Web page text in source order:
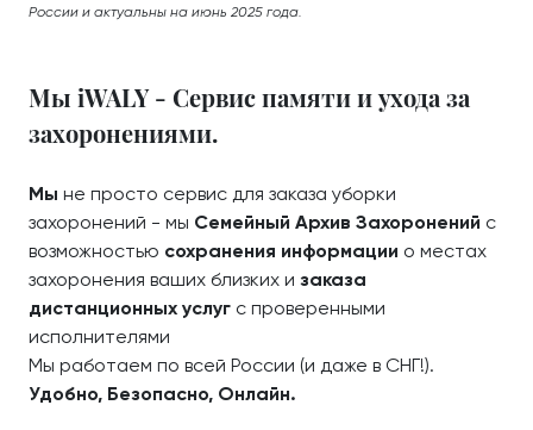
России и актуальны на июнь 2025 года.
Мы iWALY - Сервис памяти и ухода за
захоронениями.
Мы не просто сервис для заказа уборки
захоронений - мы Семейный Архив Захоронений с
возможностью сохранения информации о местах
захоронения ваших близких и заказа
дистанционных услуг с проверенными
исполнителями
Мы работаем по всей России (и даже в СНГ!).
Удобно, Безопасно, Онлайн.